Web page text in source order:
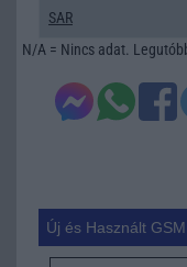
SAR
N/A = Nincs adat.
Új és Használt